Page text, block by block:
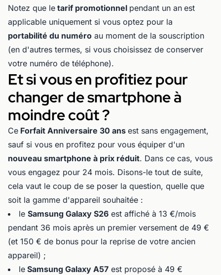
Notez que le tarif promotionnel pendant un an est
applicable uniquement si vous optez pour la
portabilité du numéro au moment de la souscription
(en d'autres termes, si vous choisissez de conserver
votre numéro de téléphone).
Et si vous en profitiez pour
changer de smartphone à
moindre coût ?
Ce Forfait Anniversaire 30 ans est sans engagement,
sauf si vous en profitez pour vous équiper d'un
nouveau smartphone à prix réduit. Dans ce cas, vous
vous engagez pour 24 mois. Disons-le tout de suite,
cela vaut le coup de se poser la question, quelle que
soit la gamme d'appareil souhaitée :
le Samsung Galaxy S26 est affiché à 13 €/mois
pendant 36 mois après un premier versement de 49 €
(et 150 € de bonus pour la reprise de votre ancien
appareil) ;
le Samsung Galaxy A57 est proposé à 49 €